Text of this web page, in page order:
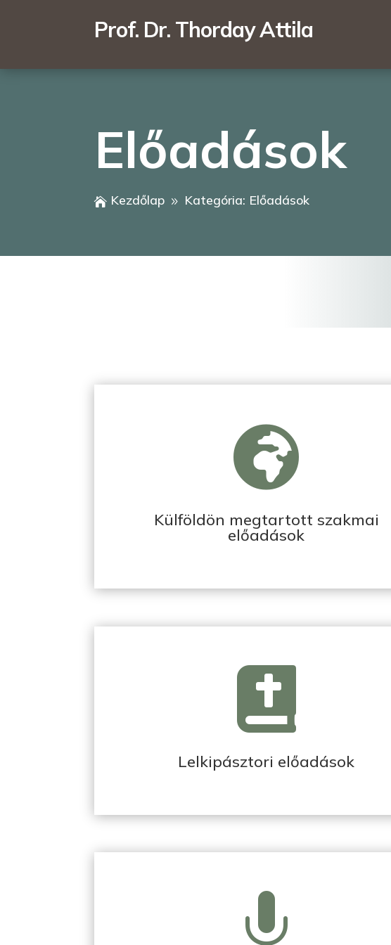
Prof. Dr. Thorday Attila
Előadások
 Kezdőlap 9 Kategória: Előadások

Külföldön megtartott szakmai
előadások

Lelkipásztori előadások
